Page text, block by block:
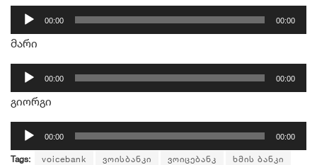
აუდიო
დამკვრელი
00:00 00:00
მარი
აუდიო
დამკვრელი
00:00 00:00
გიორგი
აუდიო
დამკვრელი
00:00 00:00
Tags: voicebank ვოისბანკი ვოიცებანკ ხმის ბანკი